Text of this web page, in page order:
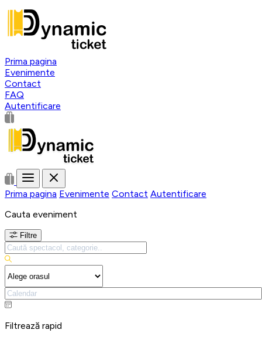
Prima pagina
Evenimente
Contact
FAQ
Autentificare
Prima pagina Evenimente Contact Autentificare
Cauta eveniment
Filtre
Filtrează rapid